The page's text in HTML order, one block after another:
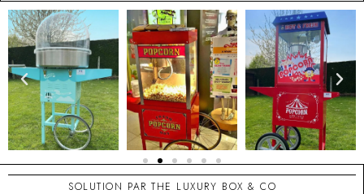
SOLUTION PAR THE LUXURY BOX & CO